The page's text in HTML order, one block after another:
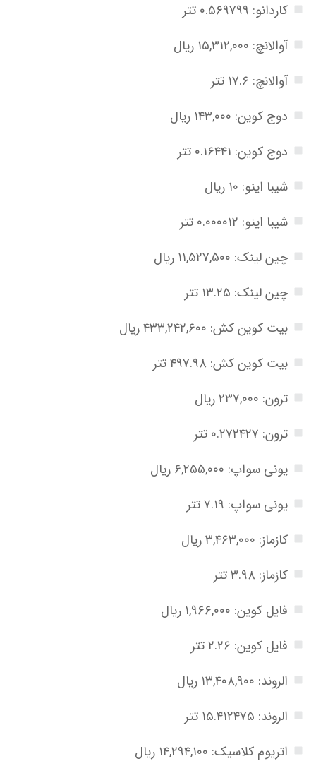
کاردانو: ۰.۵۶۹۷۹۹ تتر
آوالانچ: ۱۵,۳۱۲,۰۰۰ ریال
آوالانچ: ۱۷.۶ تتر
دوج کوین: ۱۴۳,۰۰۰ ریال
دوج کوین: ۰.۱۶۴۴۱ تتر
شیبا اینو: ۱۰ ریال
شیبا اینو: ۰.۰۰۰۰۱۲ تتر
چین لینک: ۱۱,۵۲۷,۵۰۰ ریال
چین لینک: ۱۳.۲۵ تتر
بیت کوین کش: ۴۳۳,۲۴۲,۶۰۰ ریال
بیت کوین کش: ۴۹۷.۹۸ تتر
ترون: ۲۳۷,۰۰۰ ریال
ترون: ۰.۲۷۲۴۲۷ تتر
یونی سواپ: ۶,۲۵۵,۰۰۰ ریال
یونی سواپ: ۷.۱۹ تتر
کازماز: ۳,۴۶۳,۰۰۰ ریال
کازماز: ۳.۹۸ تتر
فایل کوین: ۱,۹۶۶,۰۰۰ ریال
فایل کوین: ۲.۲۶ تتر
الروند: ۱۳,۴۰۸,۹۰۰ ریال
الروند: ۱۵.۴۱۲۴۷۵ تتر
اتریوم کلاسیک: ۱۴,۲۹۴,۱۰۰ ریال